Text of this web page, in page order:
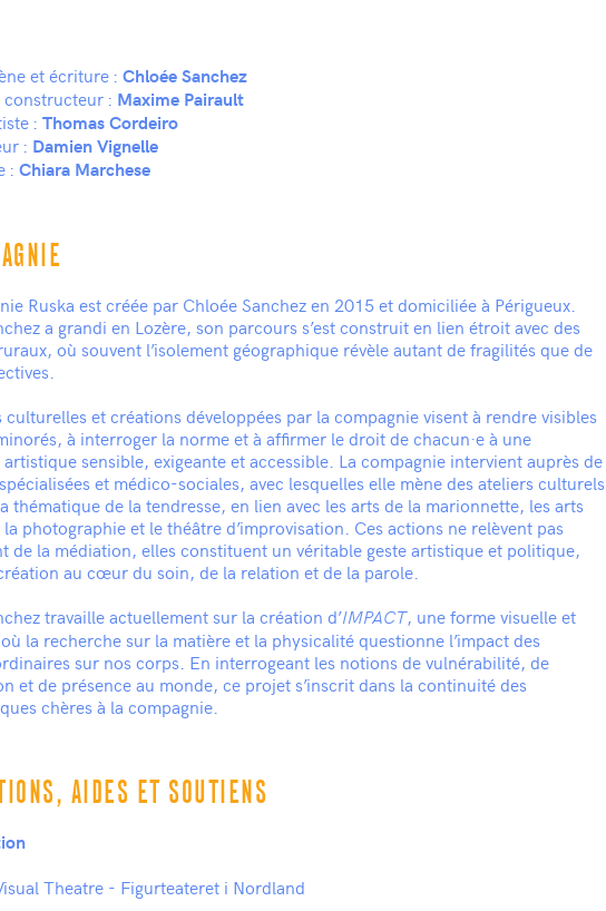
et écriture : Chloée Sanchez
constructeur : Maxime Pairault
: Thomas Cordeiro
: Damien Vignelle
: Chiara Marchese
Ruska est créée par Chloée Sanchez en 2015 et domiciliée à Périgueux.
a grandi en Lozère, son parcours s’est construit en lien étroit avec des
où souvent l’isolement géographique révèle autant de fragilités que de
culturelles et créations développées par la compagnie visent à rendre visibles
à interroger la norme et à affirmer le droit de chacun·e à une
sensible, exigeante et accessible. La compagnie intervient auprès de
et médico-sociales, avec lesquelles elle mène des ateliers culturels
thématique de la tendresse, en lien avec les arts de la marionnette, les arts
photographie et le théâtre d’improvisation. Ces actions ne relèvent pas
de la médiation, elles constituent un véritable geste artistique et politique,
au cœur du soin, de la relation et de la parole.
travaille actuellement sur la création d’IMPACT, une forme visuelle et
la recherche sur la matière et la physicalité questionne l’impact des
sur nos corps. En interrogeant les notions de vulnérabilité, de
et de présence au monde, ce projet s’inscrit dans la continuité des
chères à la compagnie.
AIDES ET SOUTIENS
Theatre - Figurteateret i Nordland